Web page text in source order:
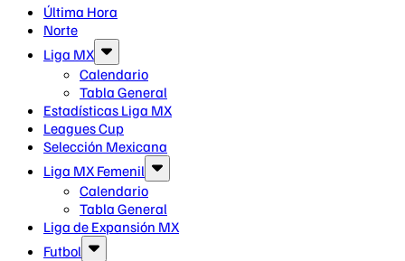
Última Hora
Norte
Liga MX
Calendario
Tabla General
Estadísticas Liga MX
Leagues Cup
Selección Mexicana
Liga MX Femenil
Calendario
Tabla General
Liga de Expansión MX
Futbol